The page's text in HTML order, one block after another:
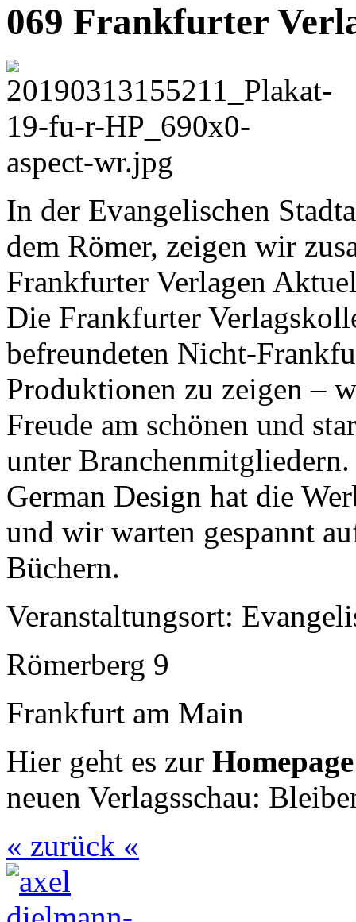
069 Frankfurter
In der Evangelischen
dem Römer, zeigen wir
Frankfurter Verlagen
Die Frankfurter
befreundeten Nicht-
Produktionen zu zeigen –
Freude am schönen und
unter
German Design hat die
und wir warten gespannt
Büchern.
Veranstaltungsort:
Römerberg 9
Frankfurt am Main
Hier geht es zur
neuen Verlagsschau:
« zurück «